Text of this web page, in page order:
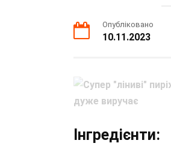
Опубліковано
10.11.2023
Інгредієнти: